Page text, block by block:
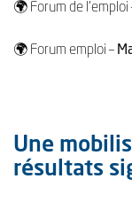
🌍 Forum de l’emploi
🌍 Forum emploi –
Une
résultats